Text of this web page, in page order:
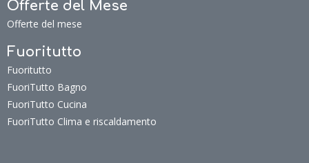
Offerte del Mese
Offerte del mese
Fuoritutto
Fuoritutto
FuoriTutto Bagno
FuoriTutto Cucina
FuoriTutto Clima e riscaldamento